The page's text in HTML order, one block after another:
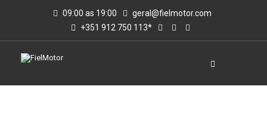
09:00 as 19:00
geral@fielmotor.com
+351 912 750 113*